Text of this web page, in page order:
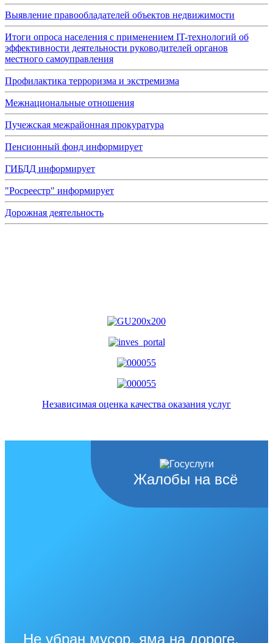
Выявление правообладателей объектов недвижимости
Итоги опроса населения с применением IT-технологий об
эффективности деятельности руководителей органов
местного самоуправления
Профилактика терроризма и экстремизма
Межнациональные отношения
Пучежская межрайонная прокуратура
Пенсионный фонд информирует
ГИБДД информирует
"Росреестр" информирует
Дорожная деятельность
Независимая оценка качества оказания услуг
Жалобы на всё
Не убран мусор, яма на дороге,